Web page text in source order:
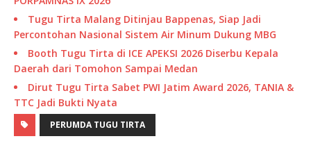
Tugu Tirta Malang Ditinjau Bappenas, Siap Jadi
Percontohan Nasional Sistem Air Minum Dukung MBG
Booth Tugu Tirta di ICE APEKSI 2026 Diserbu Kepala
Daerah dari Tomohon Sampai Medan
Dirut Tugu Tirta Sabet PWI Jatim Award 2026, TANIA &
TTC Jadi Bukti Nyata
PERUMDA TUGU TIRTA